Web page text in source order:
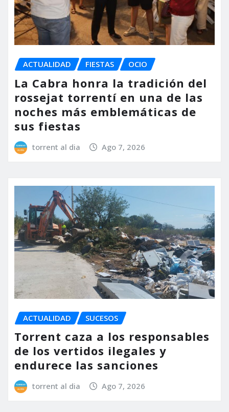
ACTUALIDAD FIESTAS OCIO
La Cabra honra la tradición del
rossejat torrentí en una de las
noches más emblemáticas de
sus fiestas
torrent al dia Ago 7, 2026
ACTUALIDAD SUCESOS
Torrent caza a los responsables
de los vertidos ilegales y
endurece las sanciones
torrent al dia Ago 7, 2026